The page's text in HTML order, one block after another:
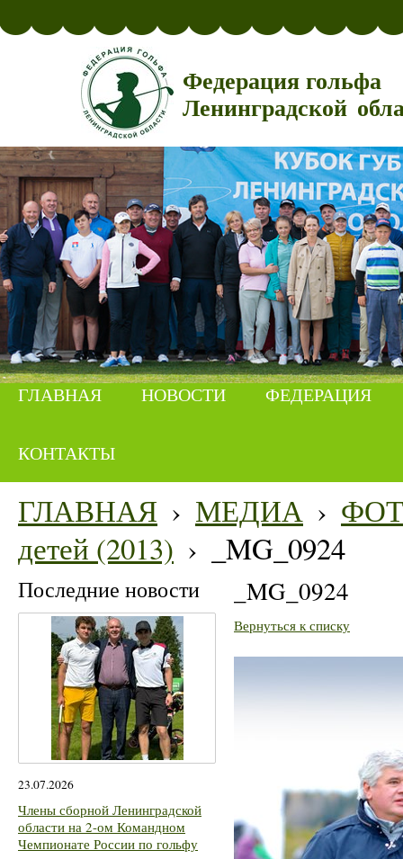
Федерация гольфа
Ленинградской
ГЛАВНАЯ НОВОСТИ ФЕДЕРАЦИЯ
КОНТАКТЫ
ГЛАВНАЯ › МЕДИА ›
детей (2013) › _MG_0924
Последние новости
23.07.2026
Члены сборной Ленинградской
области на 2-ом Командном
Чемпионате России по гольфу
_MG_0924
Вернуться к списку